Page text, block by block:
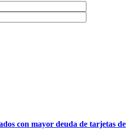
con mayor deuda de tarjetas de